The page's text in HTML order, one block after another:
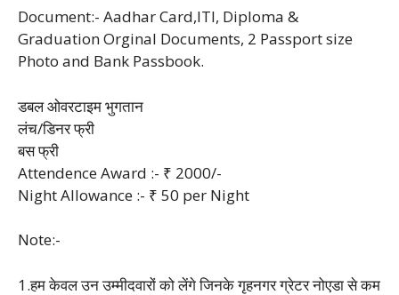
Document:- Aadhar Card,ITI, Diploma &
Graduation Orginal Documents, 2 Passport size
Photo and Bank Passbook.
डबल ओवरटाइम भुगतान
लंच/डिनर फ्री
बस फ्री
Attendence Award :- ₹ 2000/-
Night Allowance :- ₹ 50 per Night
Note:-
1.हम केवल उन उम्मीदवारों को लेंगे जिनके गृहनगर ग्रेटर नोएडा से कम